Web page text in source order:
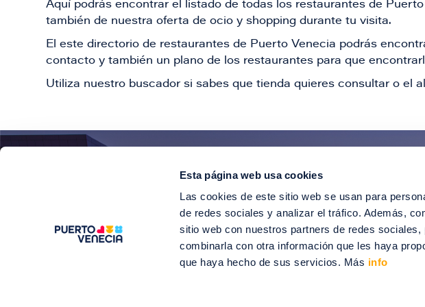
Esta página web usa cookies
Las cookies de este sitio web se usan para
de redes sociales y analizar el tráfico. Además,
sitio web con nuestros partners de redes
combinarla con otra información que les haya
que haya hecho de sus servicios. Más info
Aquí podrás encontrar el listado de todas los restaurantes de
también de nuestra oferta de ocio y shopping durante tu visita.
El este directorio de restaurantes de Puerto Venecia podrás
contacto y también un plano de los restaurantes para que
Utiliza nuestro buscador si sabes que tienda quieres consultar o el
¡Entérate de
Suscríbete para recibir ofertas